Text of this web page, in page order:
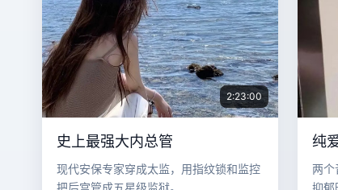
2:23:00
史上最强大内总管
现代安保专家穿成太监，用指纹锁和监控
纯
两个